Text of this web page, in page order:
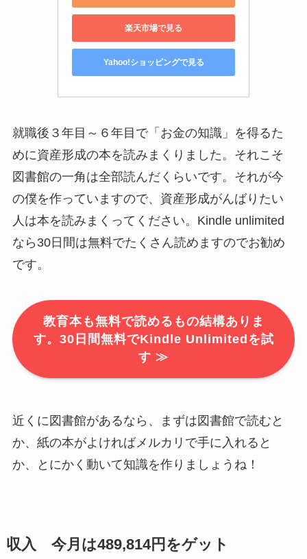
楽天市場で見る
Yahoo!ショッピングで見る
就職後３年目～６年目で「お金の知識」を得るた
めに資産形成の本を読みまくりました。それこそ
図書館の一角は全部読んだくらいです。それが今
の僕を作っていますので、資産形成がんばりたい
人は本を読みまくってください。Kindle unlimited
なら30日間は無料でたくさん読めますのでお勧め
です。
教育本も無料で読めるもの結構ありま
す。30日間無料でKindle Unlimitedを試
す ≫
近くに図書館があるなら、まずは図書館で読むと
か、紙の本がよければメルカリで手に入れると
か、とにかく動いて知識を作りましょうね！
収入 今月は489,814円をゲット